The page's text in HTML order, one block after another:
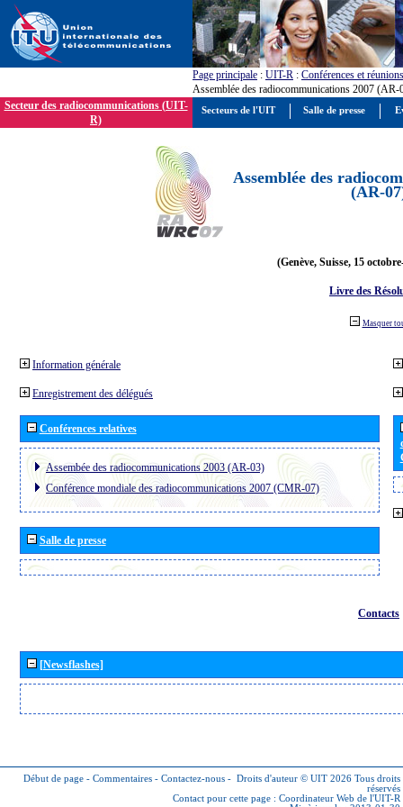
Page principale : UIT-R : Conférences et réunions
Assemblée des radiocommunications 2007 (AR-
Secteur des radiocommunications (UIT-
R)
Assemblée des
(AR-
(Genève, Suisse, 15
Livre des
Masquer
Information générale
Enregistrement des délégués
Conférences relatives
Assembée des radiocommunications 2003 (AR-03)
Conférence mondiale des radiocommunications 2007 (CMR-07)
Salle de presse
Contacts
[Newsflashes]
Début de page - Commentaires - Contactez-nous - Droits d'auteur © UIT 2026 Tous droits
réservés
Contact pour cette page : Coordinateur Web de l'UIT-R
Secteurs de l'UIT Salle de presse